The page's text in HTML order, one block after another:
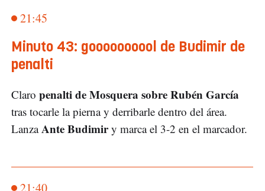
21:45
Minuto 43: goooooooool de Budimir de
penalti
Claro penalti de Mosquera sobre Rubén García
tras tocarle la pierna y derribarle dentro del área.
LanzaAnte Budimiry marca el 3-2 en el marcador.